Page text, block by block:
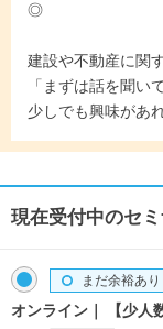
◎
建設や不動産に関
「まずは話を聞い
少しでも興味があ
現在受付中のセ
オンライン 【少
まだ余裕あり